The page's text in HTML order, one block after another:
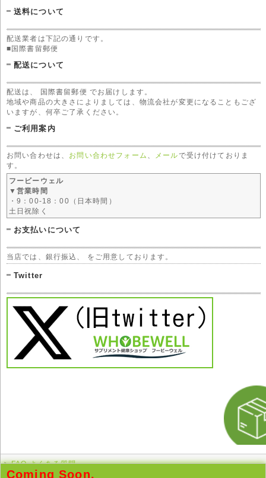
Coming Soon.
送料について
配送業者は下記の通りです。
■国際書留郵便
配送について
配送は、 国際書留郵便 でお届けします。
地域や商品の大きさによりましては、物流会社が変更になることもござ
いますが、何卒ご了承ください。
ご利用案内
お問い合わせは、 お問い合わせフォーム メールで受け付けておりま
す。
フービーウェル
▼営業時間
・9：00-18：00（日本時間）
土日祝除く
お支払いについて
当店では、銀行振込、 をご用意しております。
Twitter
FAQ よくある質問